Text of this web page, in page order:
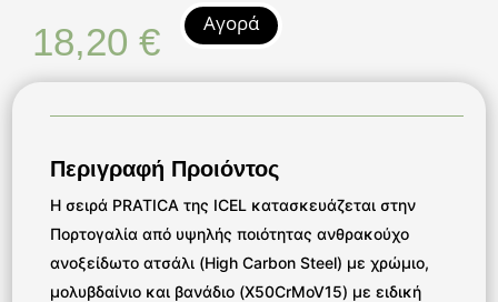
18,20€ Αγορά
Περιγραφή Προιόντος
Η σειρά PRATICA της ICEL κατασκευάζεται στην
Πορτογαλία από υψηλής ποιότητας ανθρακούχο
ανοξείδωτο ατσάλι (High Carbon Steel) με χρώμιο,
μολυβδαίνιο και βανάδιο (X50CrMoV15) με ειδική